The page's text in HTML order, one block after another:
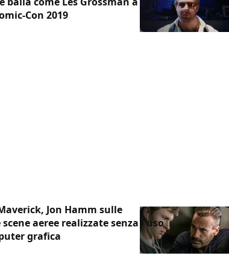
Con 2019
Jon Hamm sulle
scene aeree realizzate senza l'uso
grafica